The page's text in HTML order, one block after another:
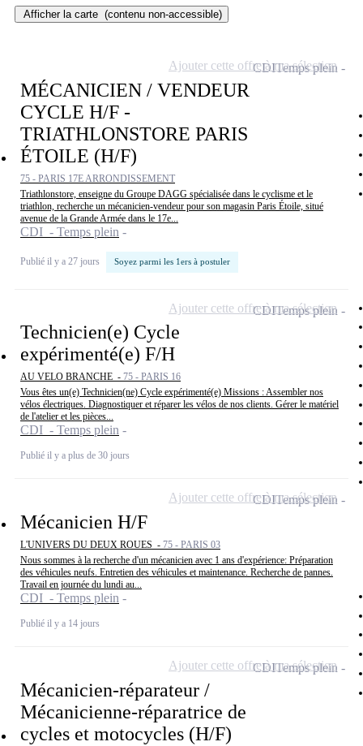
Afficher la carte (contenu non-accessible)
MÉCANICIEN / VENDEUR
CYCLE H/F -
TRIATHLONSTORE PARIS
ÉTOILE (H/F)
75 - PARIS 17E ARRONDISSEMENT
Triathlonstore, enseigne du Groupe DAGG spécialisée dans le cyclisme et le
triathlon, recherche un mécanicien-vendeur pour son magasin Paris Étoile, situé
avenue de la Grande Armée dans le 17e...
CDI - Temps plein
Publié il y a 27 jours Soyez parmi les 1ers à postuler
CDITemps plein
Ajouter cette offre à ma sélection
Technicien(e) Cycle
expérimenté(e) F/H
AU VELO BRANCHE - 75 - PARIS 16
Vous êtes un(e) Technicien(ne) Cycle expérimenté(e) Missions : Assembler nos
vélos électriques. Diagnostiquer et réparer les vélos de nos clients. Gérer le matériel
de l'atelier et les pièces...
CDI - Temps plein
Publié il y a plus de 30 jours
CDITemps plein
Ajouter cette offre à ma sélection
Mécanicien H/F
L'UNIVERS DU DEUX ROUES - 75 - PARIS 03
Nous sommes à la recherche d'un mécanicien avec 1 ans d'expérience: Préparation
des véhicules neufs. Entretien des véhicules et maintenance. Recherche de pannes.
Travail en journée du lundi au...
CDI - Temps plein
Publié il y a 14 jours
CDITemps plein
Ajouter cette offre à ma sélection
Mécanicien-réparateur /
Mécanicienne-réparatrice de
cycles et motocycles (H/F)
CDITemps plein
Ajouter cette offre à ma sélection